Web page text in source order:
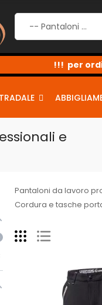
!!! per
e
Pantaloni da lavoro
Cordura e tasche